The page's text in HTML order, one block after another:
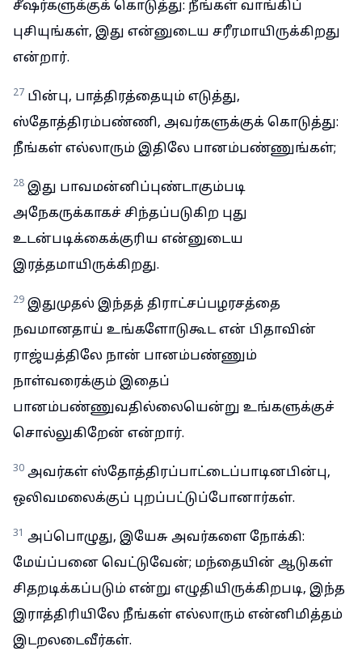
சீஷர்களுக்குக் கொடுத்து: நீங்கள் வாங்கிப்
புசியுங்கள், இது என்னுடைய சரீரமாயிருக்கிறது
என்றார்.
27 பின்பு, பாத்திரத்தையும் எடுத்து,
ஸ்தோத்திரம்பண்ணி, அவர்களுக்குக் கொடுத்து:
நீங்கள் எல்லாரும் இதிலே பானம்பண்ணுங்கள்;
28 இது பாவமன்னிப்புண்டாகும்படி
அநேகருக்காகச் சிந்தப்படுகிற புது
உடன்படிக்கைக்குரிய என்னுடைய
இரத்தமாயிருக்கிறது.
29 இதுமுதல் இந்தத் திராட்சப்பழரசத்தை
நவமானதாய் உங்களோடுகூட என் பிதாவின்
ராஜ்யத்திலே நான் பானம்பண்ணும்
நாள்வரைக்கும் இதைப்
பானம்பண்ணுவதில்லையென்று உங்களுக்குச்
சொல்லுகிறேன் என்றார்.
30 அவர்கள் ஸ்தோத்திரப்பாட்டைப்பாடினபின்பு,
ஒலிவமலைக்குப் புறப்பட்டுப்போனார்கள்.
31 அப்பொழுது, இயேசு அவர்களை நோக்கி:
மேய்ப்பனை வெட்டுவேன்; மந்தையின் ஆடுகள்
சிதறடிக்கப்படும் என்று எழுதியிருக்கிறபடி, இந்த
இராத்திரியிலே நீங்கள் எல்லாரும் என்னிமித்தம்
இடறலடைவீர்கள்.